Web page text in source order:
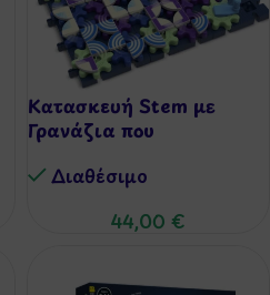
Κατασκευή Stem με
Γρανάζια που
PatternGears
Διαθέσιμo
44,00 €